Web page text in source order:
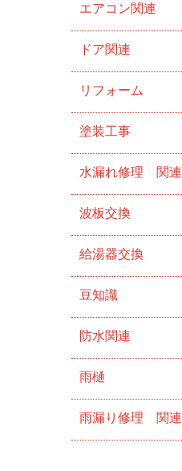
エアコン関連
ドア関連
リフォーム
塗装工事
水漏れ修理 関連
波板交換
給湯器交換
豆知識
防水関連
雨樋
雨漏り修理 関連